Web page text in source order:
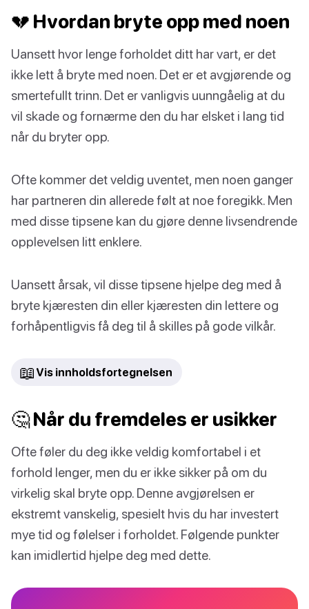
💔 Hvordan bryte opp med noen
Uansett hvor lenge forholdet ditt har vart, er det
ikke lett å bryte med noen. Det er et avgjørende og
smertefullt trinn. Det er vanligvis uunngåelig at du
vil skade og fornærme den du har elsket i lang tid
når du bryter opp.
Ofte kommer det veldig uventet, men noen ganger
har partneren din allerede følt at noe foregikk. Men
med disse tipsene kan du gjøre denne livsendrende
opplevelsen litt enklere.
Uansett årsak, vil disse tipsene hjelpe deg med å
bryte kjæresten din eller kjæresten din lettere og
forhåpentligvis få deg til å skilles på gode vilkår.
📖 Vis innholdsfortegnelsen
🤔 Når du fremdeles er usikker
Ofte føler du deg ikke veldig komfortabel i et
forhold lenger, men du er ikke sikker på om du
virkelig skal bryte opp. Denne avgjørelsen er
ekstremt vanskelig, spesielt hvis du har investert
mye tid og følelser i forholdet. Følgende punkter
kan imidlertid hjelpe deg med dette.